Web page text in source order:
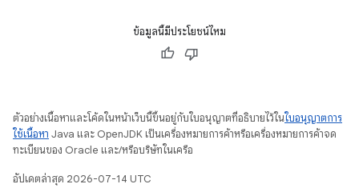
ข้อมูลนี้มีประโยชน์ไหม
ตัวอย่างเนื้อหาและโค้ดในหน้าเว็บนี้ขึ้นอยู่กับใบอนุญาตที่อธิบายไว้ในใบอนุญาตการ
ใช้เนื้อหา Java และ OpenJDK เป็นเครื่องหมายการค้าหรือเครื่องหมายการค้าจด
ทะเบียนของ Oracle และ/หรือบริษัทในเครือ
อัปเดตล่าสุด 2026-07-14 UTC